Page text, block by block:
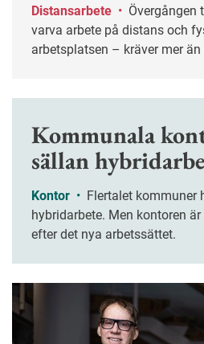
Distansarbete •
varva arbete på distans och
arbetsplatsen – kräver mer
Kommunala
sällan
Kontor •
hybridarbete. Men kontoren
efter det nya arbetssättet.